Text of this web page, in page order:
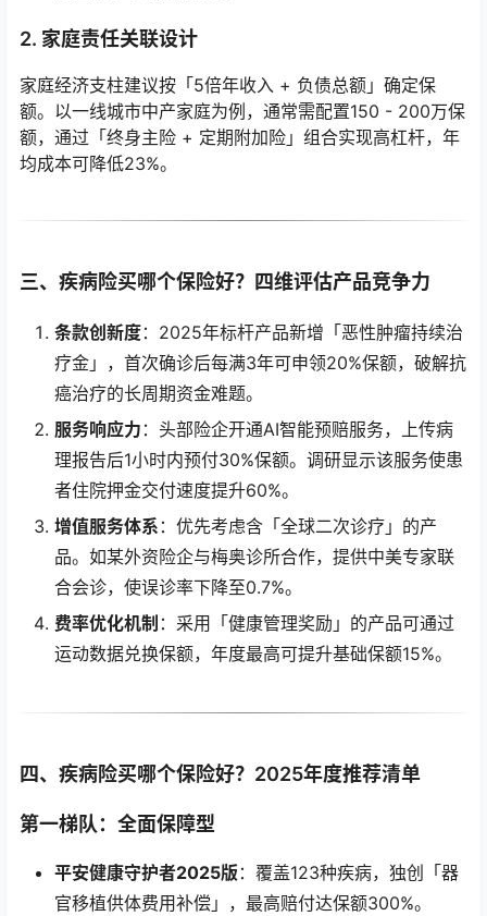
2. 家庭责任关联设计
家庭经济支柱建议按「5倍年收入 + 负债总额」确定保
额。以一线城市中产家庭为例，通常需配置150 - 200万保
额，通过「终身主险 + 定期附加险」组合实现高杠杆，年
均成本可降低23%。
三、疾病险买哪个保险好？四维评估产品竞争力
条款创新度：2025年标杆产品新增「恶性肿瘤持续治
疗金」，首次确诊后每满3年可申领20%保额，破解抗
癌治疗的长周期资金难题。
服务响应力 ：头部险企开通AI智能预赔服务，上传病
理报告后1小时内预付30%保额。调研显示该服务使患
者住院押金交付速度提升60%。
增值服务体系 ：优先考虑含「全球二次诊疗」的产
品。如某外资险企与梅奥诊所合作，提供中美专家联
合会诊，使误诊率下降至0.7%。
费率优化机制 ：采用「健康管理奖励」的产品可通过
运动数据兑换保额，年度最高可提升基础保额15%。
四、疾病险买哪个保险好？2025年度推荐清单
第一梯队：全面保障型
平安健康守护者2025版：覆盖123种疾病，独创「器
官移植供体费用补偿」，最高赔付达保额300%。